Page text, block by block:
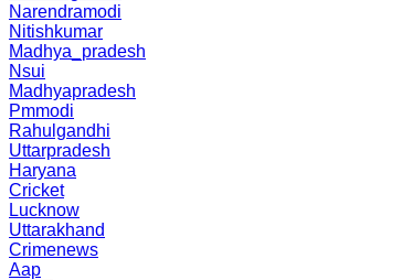
Narendramodi
Nitishkumar
Madhya_pradesh
Nsui
Madhyapradesh
Pmmodi
Rahulgandhi
Uttarpradesh
Haryana
Cricket
Lucknow
Uttarakhand
Crimenews
Aap